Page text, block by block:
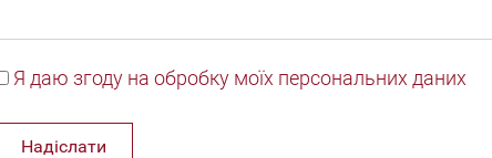
Я даю згоду на обробку моїх персональних даних
Надіслати